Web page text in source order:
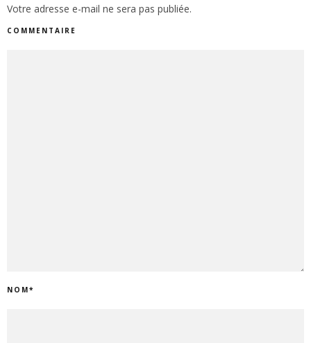
Votre adresse e-mail ne sera pas publiée.
COMMENTAIRE
NOM*